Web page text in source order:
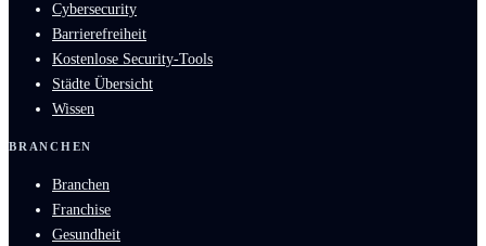
Cybersecurity
Barrierefreiheit
Kostenlose Security-Tools
Städte Übersicht
Wissen
BRANCHEN
Branchen
Franchise
Gesundheit